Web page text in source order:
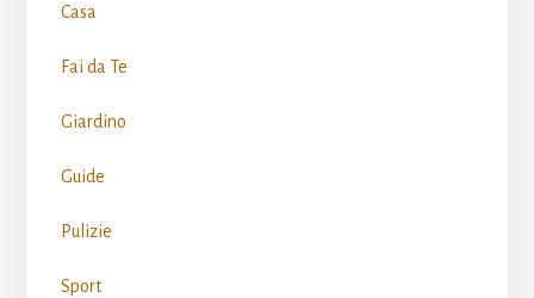
Casa
Fai da Te
Giardino
Guide
Pulizie
Sport